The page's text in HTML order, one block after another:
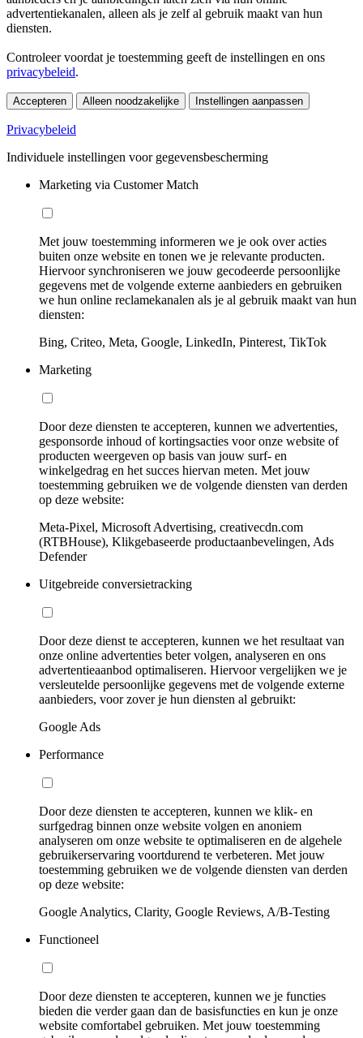
advertentiekanalen, alleen als je zelf al gebruik maakt van hun
diensten.
Controleer voordat je toestemming geeft de instellingen en ons
privacybeleid.
Accepteren Alleen noodzakelijke Instellingen aanpassen
Privacybeleid
Individuele instellingen voor gegevensbescherming
Marketing via Customer Match
Met jouw toestemming informeren we je ook over acties
buiten onze website en tonen we je relevante producten.
Hiervoor synchroniseren we jouw gecodeerde persoonlijke
gegevens met de volgende externe aanbieders en gebruiken
we hun online reclamekanalen als je al gebruik maakt van hun
diensten:
Bing, Criteo, Meta, Google, LinkedIn, Pinterest, TikTok
Marketing
Door deze diensten te accepteren, kunnen we advertenties,
gesponsorde inhoud of kortingsacties voor onze website of
producten weergeven op basis van jouw surf- en
winkelgedrag en het succes hiervan meten. Met jouw
toestemming gebruiken we de volgende diensten van derden
op deze website:
Meta-Pixel, Microsoft Advertising, creativecdn.com
(RTBHouse), Klikgebaseerde productaanbevelingen, Ads
Defender
Uitgebreide conversietracking
Door deze dienst te accepteren, kunnen we het resultaat van
onze online advertenties beter volgen, analyseren en ons
advertentieaanbod optimaliseren. Hiervoor vergelijken we je
versleutelde persoonlijke gegevens met de volgende externe
aanbieders, voor zover je hun diensten al gebruikt:
Google Ads
Performance
Door deze diensten te accepteren, kunnen we klik- en
surfgedrag binnen onze website volgen en anoniem
analyseren om onze website te optimaliseren en de algehele
gebruikerservaring voortdurend te verbeteren. Met jouw
toestemming gebruiken we de volgende diensten van derden
op deze website:
Google Analytics, Clarity, Google Reviews, A/B-Testing
Functioneel
Door deze diensten te accepteren, kunnen we je functies
bieden die verder gaan dan de basisfuncties en kun je onze
website comfortabel gebruiken. Met jouw toestemming